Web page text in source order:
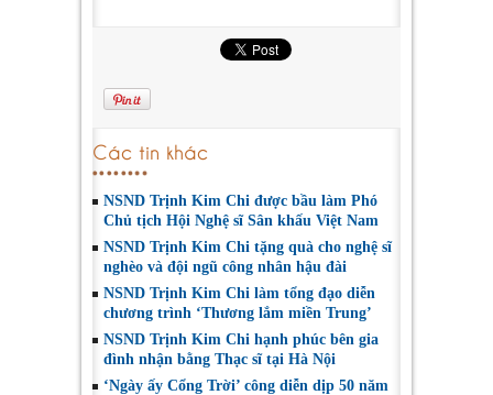
Các tin khác
NSND Trịnh Kim Chi được bầu làm Phó
Chủ tịch Hội Nghệ sĩ Sân khấu Việt Nam
NSND Trịnh Kim Chi tặng quà cho nghệ sĩ
nghèo và đội ngũ công nhân hậu đài
NSND Trịnh Kim Chi làm tổng đạo diễn
chương trình ‘Thương lắm miền Trung’
NSND Trịnh Kim Chi hạnh phúc bên gia
đình nhận bằng Thạc sĩ tại Hà Nội
‘Ngày ấy Cổng Trời’ công diễn dịp 50 năm